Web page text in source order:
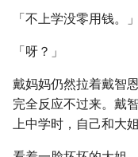
「不上学没零用钱。」
「呀？」
戴妈妈仍然拉着戴智
完全反应不过来。戴
上中学时，自己和大